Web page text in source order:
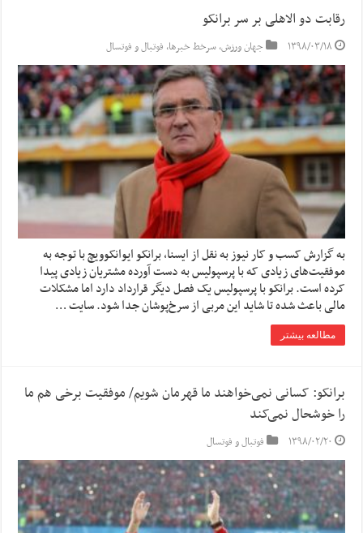
رقابت دو الاهلی بر سر برانکو
۱۳۹۸/۰۳/۱۸ جهان ورزش,سرخط خبرها, فوتبال و فوتسال
به گزارش کسب و کار نیوز به نقل از ایسنا, برانکو ایوانکوویچ با توجه به
موفقیت‌های زیادی که با پرسپولیس به دست آورده مشتریان زیادی پیدا
کرده است. برانکو با پرسپولیس یک فصل دیگر قرارداد دارد اما مشکلات
مالی باعث شده تا شاید این مربی از سرخ‌پوشان جدا شود. سایت …
مطالعه بیشتر
برانکو: کسانی نمی‌خواهند ما قهرمان شویم/ موفقیت برخی هم ما
را خوشحال نمی‌کند
۱۳۹۸/۰۲/۲۰ فوتبال و فوتسال